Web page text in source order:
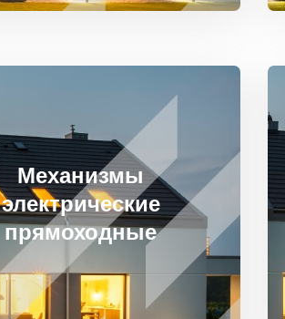
Механизмы
электрические
прямоходные